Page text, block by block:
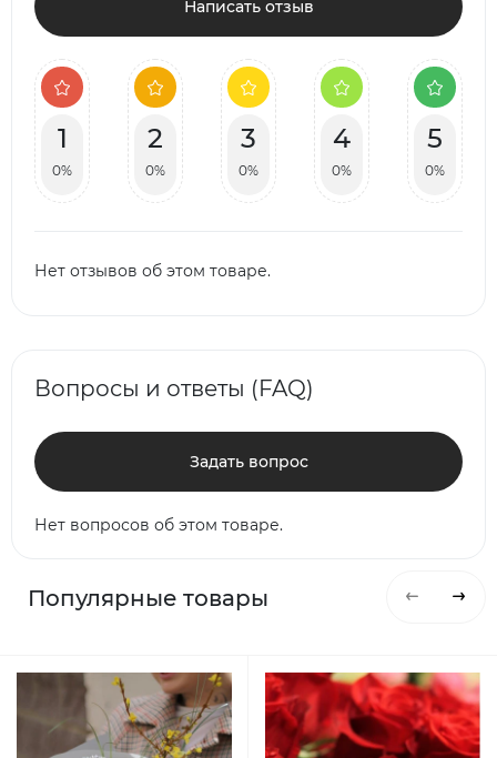
Написать отзыв
1
0%
2
0%
3
0%
4
0%
5
0%
Нет отзывов об этом товаре.
Вопросы и ответы (FAQ)
Задать вопрос
Нет вопросов об этом товаре.
Популярные товары